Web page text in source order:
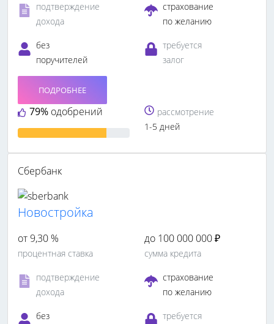
подтверждение
дохода
страхование
по желанию
без
поручителей
требуется
залог
79% одобрений
ПОДРОБНЕЕ
рассмотрение
1-5 дней
Сбербанк
Новостройка
от 9,30 %
процентная ставка
до 100 000 000 ₽
сумма кредита
подтверждение
дохода
страхование
по желанию
без
требуется